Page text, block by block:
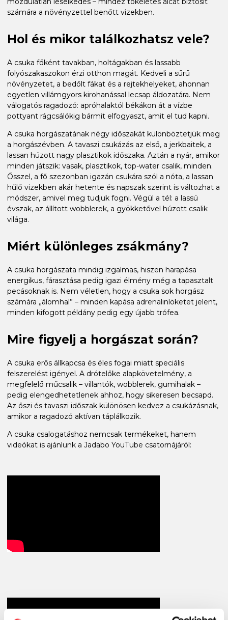
számára a növényzettel benőtt vizekben.
Hol és mikor találkozhatsz vele?
A csuka főként tavakban, holtágakban és lassabb
folyószakaszokon érzi otthon magát. Kedveli a sűrű
növényzetet, a bedőlt fákat és a rejtekhelyeket, ahonnan
egyetlen villámgyors kirohanással lecsap áldozatára. Nem
válogatós ragadozó: apróhalaktól békákon át a vízbe
pottyant rágcsálókig bármit elfogyaszt, amit el tud kapni.
A csuka horgászatának négy időszakát különböztetjük meg
a horgászévben. A tavaszi csukázás az első, a jerkbaitek, a
lassan húzott nagy plasztikok időszaka. Aztán a nyár, amikor
minden játszik: vasak, plasztikok, top-water csalik, minden.
Ősszel, a fő szezonban igazán csukára szól a nóta, a lassan
hűlő vizekben akár hetente és napszak szerint is változhat a
módszer, amivel meg tudjuk fogni. Végül a tél: a lassú
évszak, az állított wobblerek, a gyökketővel húzott csalik
világa.
Miért különleges zsákmány?
A csuka horgászata mindig izgalmas, hiszen harapása
energikus, fárasztása pedig igazi élmény még a tapasztalt
pecásoknak is. Nem véletlen, hogy a csuka sok horgász
számára „álomhal” – minden kapása adrenalinlöketet jelent,
minden kifogott példány pedig egy újabb trófea.
Mire figyelj a horgászat során?
A csuka erős állkapcsa és éles fogai miatt speciális
felszerelést igényel. A drótelőke alapkövetelmény, a
megfelelő műcsalik – villantók, wobblerek, gumihalak –
pedig elengedhetetlenek ahhoz, hogy sikeresen becsapd.
Az őszi és tavaszi időszak különösen kedvez a csukázásnak,
amikor a ragadozó aktívan táplálkozik.
A csuka csalogatáshoz nemcsak termékeket, hanem
videókat is ajánlunk a Jadabo YouTube csatornájáról: